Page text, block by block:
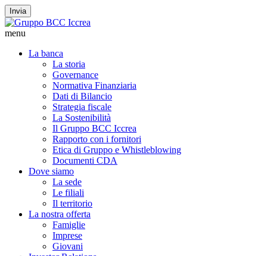
Invia
menu
La banca
La storia
Governance
Normativa Finanziaria
Dati di Bilancio
Strategia fiscale
La Sostenibilità
Il Gruppo BCC Iccrea
Rapporto con i fornitori
Etica di Gruppo e Whistleblowing
Documenti CDA
Dove siamo
La sede
Le filiali
Il territorio
La nostra offerta
Famiglie
Imprese
Giovani